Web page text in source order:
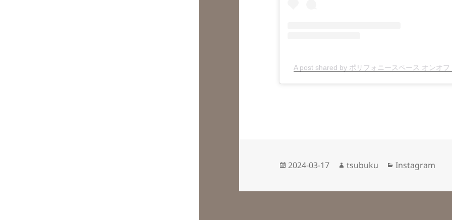
A post shared by ポリフォニースペース オンオ
投
日:
2024-03-17
作
者
tsubuku
カ
ゴ
Instagram